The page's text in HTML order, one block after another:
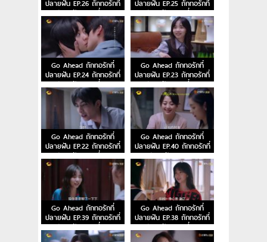
ปลายฝัน EP.26 ถักทอรักที่
ปลายฝัน ตอนที่ 26
ปลายฝัน EP.25 ถักทอรักที่
ปลายฝัน ตอนที่ 25
Go Ahead ถักทอรักที่
ปลายฝัน EP.24 ถักทอรักที่
ปลายฝัน ตอนที่ 24
Go Ahead ถักทอรักที่
ปลายฝัน EP.23 ถักทอรักที่
ปลายฝัน ตอนที่ 23
Go Ahead ถักทอรักที่
ปลายฝัน EP.22 ถักทอรักที่
ปลายฝัน ตอนที่ 22
Go Ahead ถักทอรักที่
ปลายฝัน EP.40 ถักทอรักที่
ปลายฝัน ตอนจบ
Go Ahead ถักทอรักที่
ปลายฝัน EP.39 ถักทอรักที่
ปลายฝัน ตอนที่ 39
Go Ahead ถักทอรักที่
ปลายฝัน EP.38 ถักทอรักที่
ปลายฝัน ตอนที่ 38